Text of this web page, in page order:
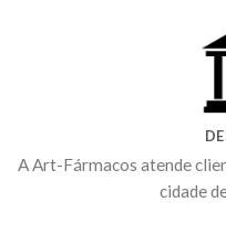
A Art-Fármacos atende
cidade